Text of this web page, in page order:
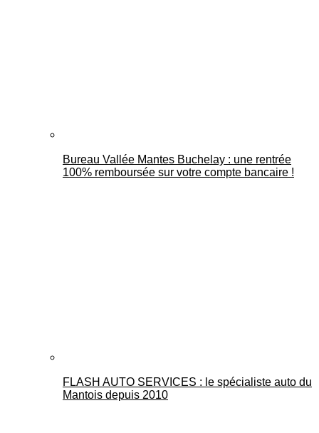
Bureau Vallée Mantes Buchelay : une rentrée
100% remboursée sur votre compte bancaire !
FLASH AUTO SERVICES : le spécialiste auto du
Mantois depuis 2010